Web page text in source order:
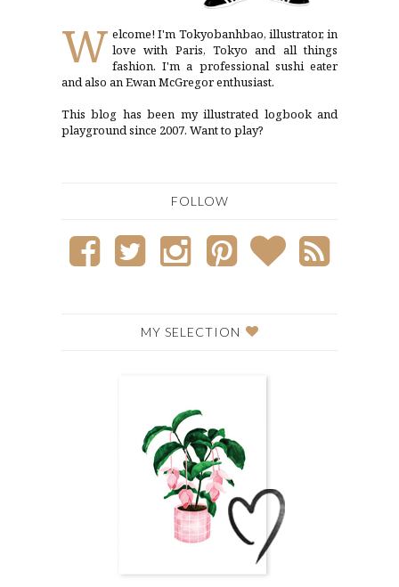
W elcome! I'm Tokyobanhbao, illustrator, in
love with Paris, Tokyo and all things
fashion. I'm a professional sushi eater
and also an Ewan McGregor enthusiast.
This blog has been my illustrated logbook and
playground since 2007. Want to play?
FOLLOW
MY SELECTION